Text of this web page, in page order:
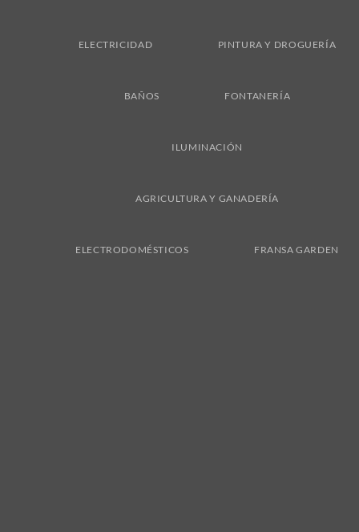
ELECTRICIDAD PINTURA Y DROGUERÍA
BAÑOS FONTANERÍA
ILUMINACIÓN
AGRICULTURA Y GANADERÍA
ELECTRODOMÉSTICOS FRANSA GARDEN